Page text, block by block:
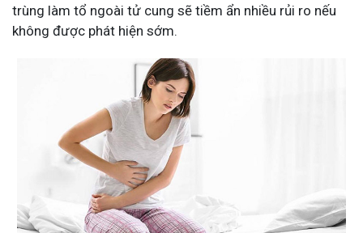
trùng làm tổ ngoài tử cung sẽ tiềm ẩn nhiều rủi ro nếu
không được phát hiện sớm.